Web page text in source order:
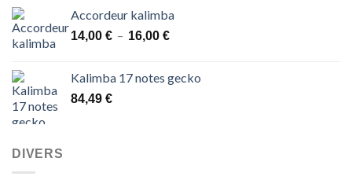
Accordeur kalimba
14,00 € – 16,00 €Plage
14,00 €
Kalimba 17 notes gecko
84,49 €
DIVERS